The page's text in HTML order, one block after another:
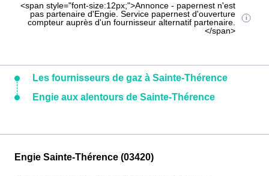
<span style="font-size:12px;">Annonce - papernest n'est
pas partenaire d'Engie. Service papernest d'ouverture
compteur auprès d'un fournisseur alternatif partenaire.
</span>
Les fournisseurs de gaz à Sainte-Thérence
Engie aux alentours de Sainte-Thérence
Engie Sainte-Thérence (03420)